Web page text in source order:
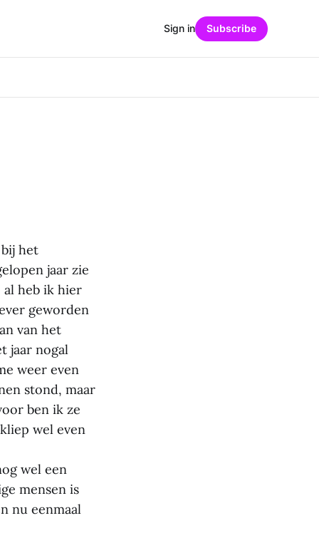
Sign in Subscribe
het
jaar zie
al heb ik hier
geworden
van het
jaar nogal
weer even
stond, maar
ben ik ze
wel even
wel een
mensen is
nu eenmaal